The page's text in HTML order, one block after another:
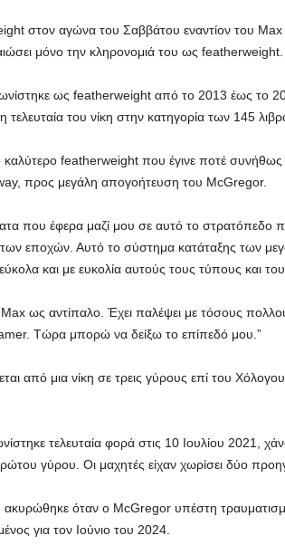
στον αγώνα του Σαββάτου εναντίον του
μόνο την κληρονομιά του ως featherweight.
ως featherweight από το 2013 έως το
του νίκη στην κατηγορία των 145
καλύτερο featherweight που έγινε ποτέ
προς μεγάλη απογοήτευση του McGregor.
που έφερα μαζί μου σε αυτό το στρατόπεδο
εποχών. Αυτό το σύστημα κατάταξης των
και με ευκολία αυτούς τους τύπους και
Max ως αντίπαλο. Έχει παλέψει με τόσους
Τώρα μπορώ να δείξω το επίπεδό μου.”
από μια νίκη σε τρεις γύρους επί του
τελευταία φορά στις 10 Ιουλίου 2021,
γύρου. Οι μαχητές είχαν χωρίσει δύο
ακυρώθηκε όταν ο McGregor υπέστη
για τον Ιούνιο του 2024.